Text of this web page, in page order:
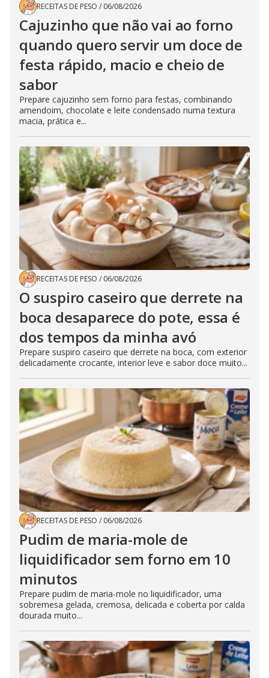
RECEITAS DE PESO / 06/08/2026
Cajuzinho que não vai ao forno
quando quero servir um doce de
festa rápido, macio e cheio de
sabor
Prepare cajuzinho sem forno para festas, combinando
amendoim, chocolate e leite condensado numa textura
macia, prática e...
RECEITAS DE PESO / 06/08/2026
O suspiro caseiro que derrete na
boca desaparece do pote, essa é
dos tempos da minha avó
Prepare suspiro caseiro que derrete na boca, com exterior
delicadamente crocante, interior leve e sabor doce muito...
RECEITAS DE PESO / 06/08/2026
Pudim de maria-mole de
liquidificador sem forno em 10
minutos
Prepare pudim de maria-mole no liquidificador, uma
sobremesa gelada, cremosa, delicada e coberta por calda
dourada muito...